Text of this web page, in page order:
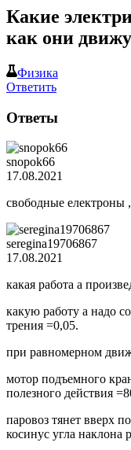
Какие
как они
Физика
Ответить
Ответы
snopok66
17.08.2021
свободные електроны
seregina19706867
17.08.2021
какая работа а
какую работу а надо
трения =0,05.
при равномерном
мотор подъемного
полезного действия
паровоз тянет вверх
косинус угла наклона